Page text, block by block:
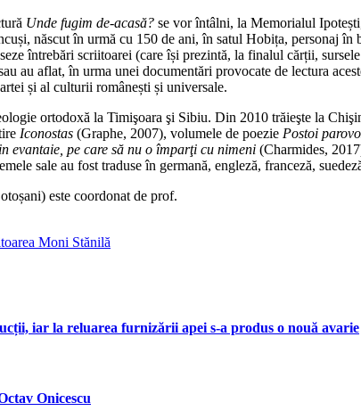
Unde fugim de-acasă? se vor întâlni, la Memorialul
născut în urmă cu 150 de ani, în satul Hobița, personaj în
întrebări scriitoarei (care își prezintă, la finalul cărții,
au aflat, în urma unei documentări provocate de lectura
și al culturii românești și universale.
ortodoxă la Timişoara şi Sibiu. Din 2010 trăieşte la
Iconostas (Graphe, 2007), volumele de poezie Postoi
evantaie, pe care să nu o împarţi cu nimeni (Charmides,
sale au fost traduse în germană, engleză, franceză,
este coordonat de prof.
Moni Stănilă
iar la reluarea furnizării apei s-a produs o nouă avarie
Onicescu